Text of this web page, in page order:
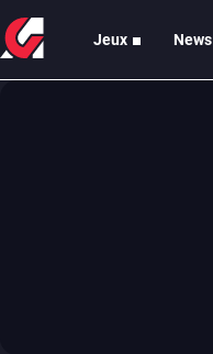
Jeux News